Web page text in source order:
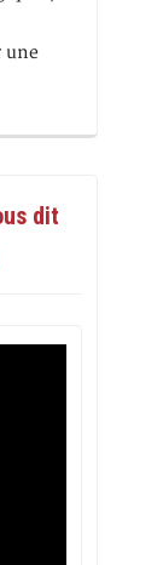
une
dit